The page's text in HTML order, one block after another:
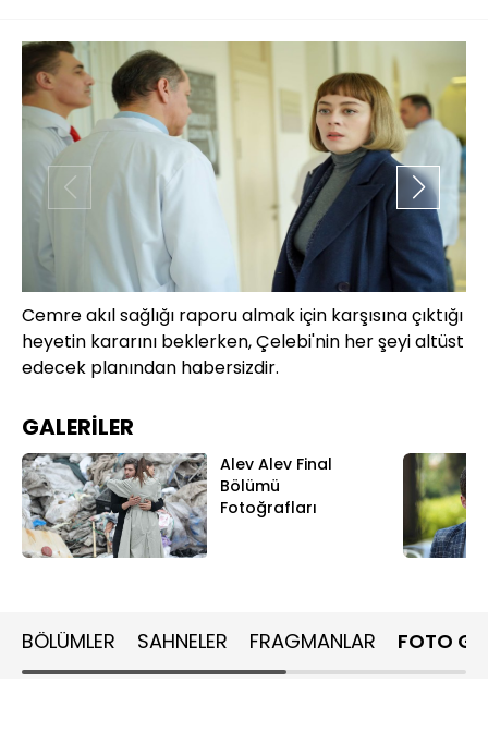
Cemre akıl sağlığı raporu almak için karşısına çıktığı
heyetin kararını beklerken, Çelebi'nin her şeyi altüst
edecek planından habersizdir.
GALERİLER
Alev Alev Final
Bölümü
Fotoğrafları
BÖLÜMLER SAHNELER FRAGMANLAR FOTO